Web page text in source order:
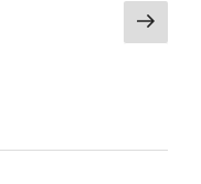
次
の